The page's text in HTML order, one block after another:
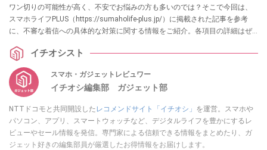
ワン切りの可能性が高く、不安でお悩みの方も多いのでは？そこで今回は、
スマホライフPLUS（https://sumaholife-plus.jp/）に掲載された記事を参考
に、不審な着信への具体的な対策に関する情報をご紹介。各項目の詳細はぜ
イチオシスト
スマホ・ガジェットレビュワー
イチオシ編集部 ガジェット部
NTTドコモと共同開設したレコメンドサイト「イチオシ」 を運営。スマホや
パソコン、アプリ、スマートウォッチなど、デジタルライフを豊かにするレ
ビューやセール情報を発信。専門家による信頼できる情報をまとめたり、ガ
ジェット好きの編集部員が厳選したお得情報をお届けします。